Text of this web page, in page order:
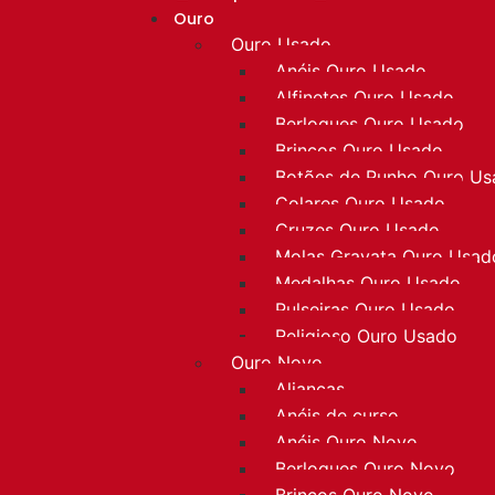
Ouro
Ouro Usado
Anéis Ouro Usado
Alfinetes Ouro Usado
Berloques Ouro Usado
Brincos Ouro Usado
Botões de Punho Ouro
Colares Ouro Usado
Cruzes Ouro Usado
Molas Gravata Ouro
Medalhas Ouro Usado
Pulseiras Ouro Usado
Religioso Ouro Usado
Ouro Novo
Alianças
Anéis de curso
Anéis Ouro Novo
Berloques Ouro Novo